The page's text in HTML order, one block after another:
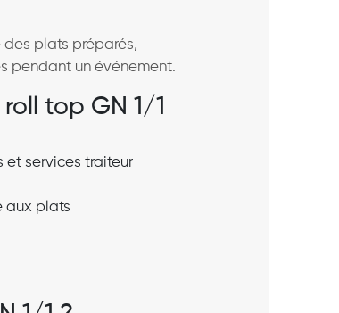
plats préparés,
pendant un événement.
top GN 1/1
et services traiteur
aux plats